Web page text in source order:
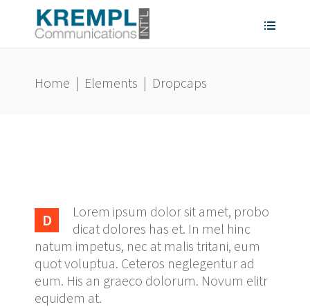
Home | Elements | Dropcaps
D
Lorem ipsum dolor sit amet, probo
dicat dolores has et. In mel hinc
natum impetus, nec at malis tritani, eum
quot voluptua. Ceteros neglegentur ad
eum. His an graeco dolorum. Novum elitr
equidem at.